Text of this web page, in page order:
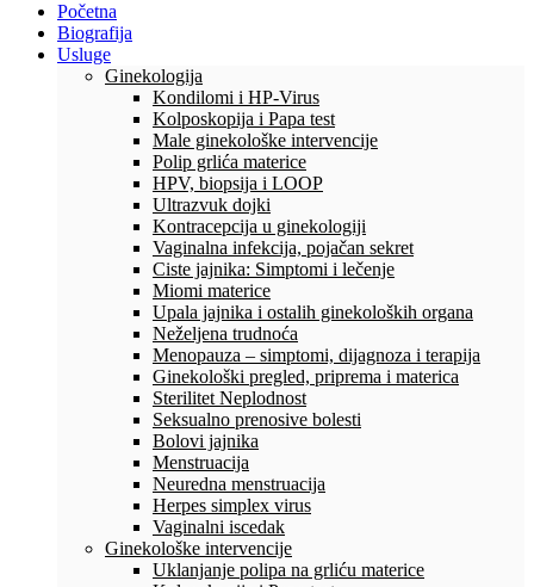
Početna
Biografija
Usluge
Ginekologija
Kondilomi i HP-Virus
Kolposkopija i Papa test
Male ginekološke intervencije
Polip grlića materice
HPV, biopsija i LOOP
Ultrazvuk dojki
Kontracepcija u ginekologiji
Vaginalna infekcija, pojačan sekret
Ciste jajnika: Simptomi i lečenje
Miomi materice
Upala jajnika i ostalih ginekoloških organa
Neželjena trudnoća
Menopauza – simptomi, dijagnoza i terapija
Ginekološki pregled, priprema i materica
Sterilitet Neplodnost
Seksualno prenosive bolesti
Bolovi jajnika
Menstruacija
Neuredna menstruacija
Herpes simplex virus
Vaginalni iscedak
Ginekološke intervencije
Uklanjanje polipa na grliću materice